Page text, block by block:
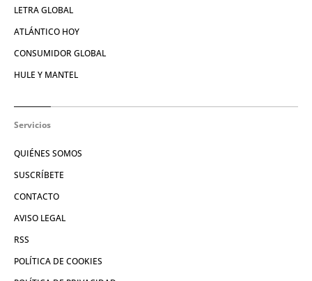
LETRA GLOBAL
ATLÁNTICO HOY
CONSUMIDOR GLOBAL
HULE Y MANTEL
Servicios
QUIÉNES SOMOS
SUSCRÍBETE
CONTACTO
AVISO LEGAL
RSS
POLÍTICA DE COOKIES